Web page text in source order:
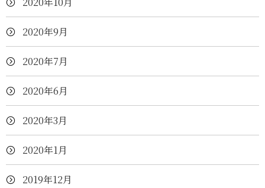
2020年9月
2020年7月
2020年6月
2020年3月
2020年1月
2019年12月